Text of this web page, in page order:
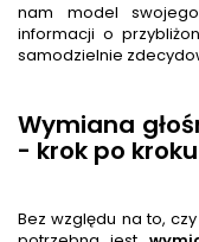
nam model
informacji o
samodzielnie
Wymiana
- krok po kroku
Bez względu na to,